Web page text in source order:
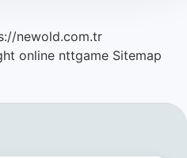
newold.com.tr
online nttgame Sitemap